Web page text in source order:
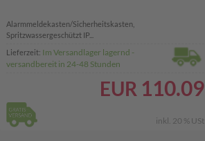
Alarmmeldekasten/Sicherheitskasten,
Spritzwassergeschützt IP...
Lieferzeit: Im Versandlager lagernd -
versandbereit in 24-48 Stunden
EUR 110.09
inkl. 20 % USt